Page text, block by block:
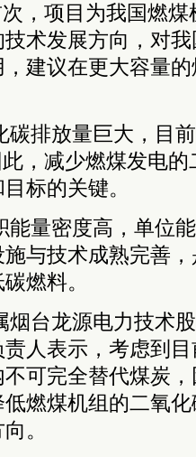
，项目为我国燃
术发展方向，对
建议在更大容量
碳排放量巨大，目
，减少燃煤发电
标的关键。
能量密度高，单位
与技术成熟完善
燃料。
烟台龙源电力技术
人表示，考虑到
可完全替代煤炭
燃煤机组的二氧
。